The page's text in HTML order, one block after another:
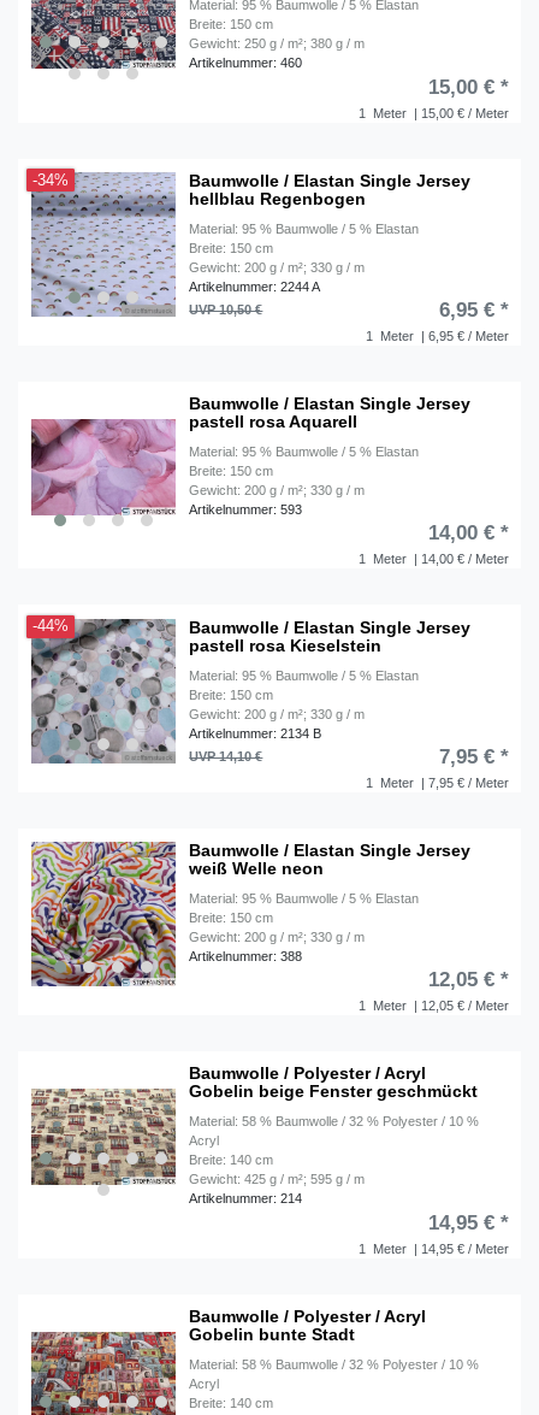
Material: 95 % Baumwolle / 5 % Elastan
Breite: 150 cm
Gewicht: 250 g / m²; 380 g / m
Artikelnummer: 460
1 Meter | 15,00 € / Meter
15,00 € *
-34%
Baumwolle / Elastan Single Jersey
hellblau Regenbogen
Material: 95 % Baumwolle / 5 % Elastan
Breite: 150 cm
Gewicht: 200 g / m²; 330 g / m
Artikelnummer: 2244 A
1 Meter | 6,95 € / Meter
UVP 10,50 € 6,95 € *
Baumwolle / Elastan Single Jersey
pastell rosa Aquarell
Material: 95 % Baumwolle / 5 % Elastan
Breite: 150 cm
Gewicht: 200 g / m²; 330 g / m
Artikelnummer: 593
1 Meter | 14,00 € / Meter
14,00 € *
-44%
Baumwolle / Elastan Single Jersey
pastell rosa Kieselstein
Material: 95 % Baumwolle / 5 % Elastan
Breite: 150 cm
Gewicht: 200 g / m²; 330 g / m
Artikelnummer: 2134 B
1 Meter | 7,95 € / Meter
UVP 14,10 € 7,95 € *
Baumwolle / Elastan Single Jersey
weiß Welle neon
Material: 95 % Baumwolle / 5 % Elastan
Breite: 150 cm
Gewicht: 200 g / m²; 330 g / m
Artikelnummer: 388
1 Meter | 12,05 € / Meter
12,05 € *
Baumwolle / Polyester / Acryl
Gobelin beige Fenster geschmückt
Material: 58 % Baumwolle / 32 % Polyester / 10 %
Acryl
Breite: 140 cm
Gewicht: 425 g / m²; 595 g / m
Artikelnummer: 214
1 Meter | 14,95 € / Meter
14,95 € *
Baumwolle / Polyester / Acryl
Gobelin bunte Stadt
Material: 58 % Baumwolle / 32 % Polyester / 10 %
Acryl
Breite: 140 cm